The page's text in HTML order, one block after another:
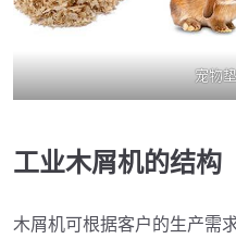
宠物
工业木屑机的结构
木屑机可根据客户的生产需